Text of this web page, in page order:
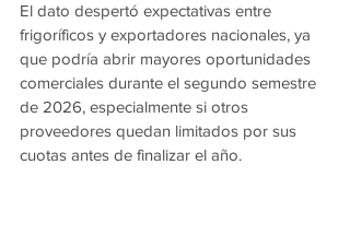
El dato despertó expectativas entre
frigoríficos y exportadores nacionales, ya
que podría abrir mayores oportunidades
comerciales durante el segundo semestre
de 2026, especialmente si otros
proveedores quedan limitados por sus
cuotas antes de finalizar el año.